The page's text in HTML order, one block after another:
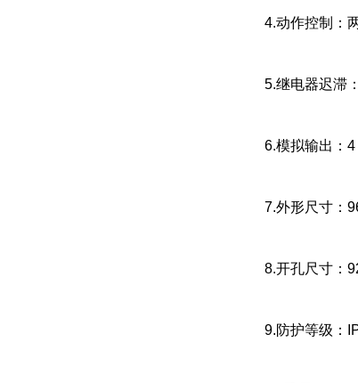
4.动作控制：
5.继电器迟滞
6.模拟输出：
7.外形尺寸：
8.开孔尺寸：
9.防护等级：